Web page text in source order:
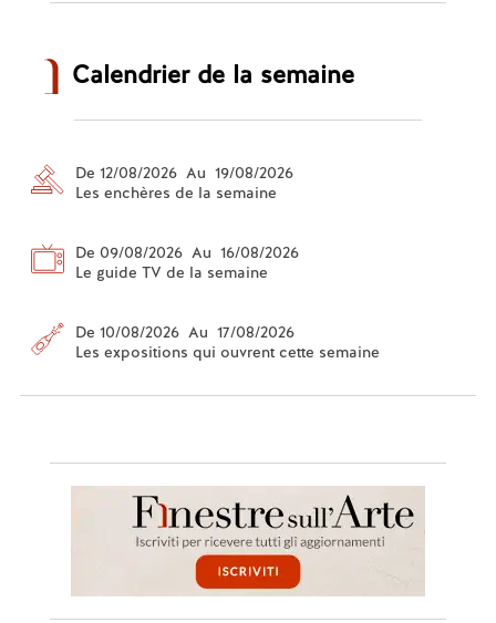
Calendrier de la semaine
De 12/08/2026 Au 19/08/2026
Les enchères de la semaine
De 09/08/2026 Au 16/08/2026
Le guide TV de la semaine
De 10/08/2026 Au 17/08/2026
Les expositions qui ouvrent cette semaine